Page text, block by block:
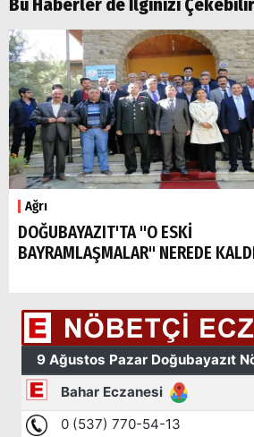
Ağrı
DOĞUBAYAZIT'TA "O ESKİ
BAYRAMLAŞMALAR" NEREDE
Arama